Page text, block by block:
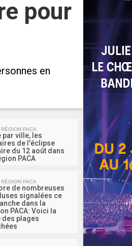
pour
en
MA
RÉGION PACA
par ville, les
de l'éclipse
du 12 août dans
PACA
RÉGION PACA
de nombreuses
signalées ce
dans la
PACA: Voici la
des plages